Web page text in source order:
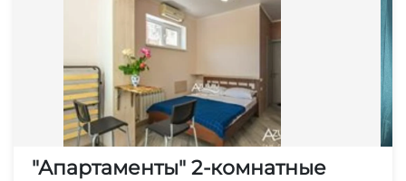
"Апартаменты" 2-комнатные